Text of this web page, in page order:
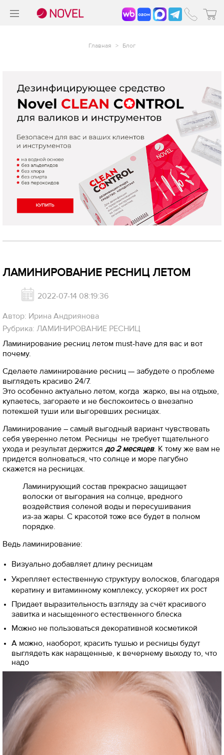
Главная > Блог
ЛАМИНИРОВАНИЕ РЕСНИЦ ЛЕТОМ
2022-07-14 08:19:36
Автор: Ирина Андриянова
Рубрика: ЛАМИНИРОВАНИЕ РЕСНИЦ
Ламинирование ресниц летом must-have для вас и вот
почему.
Сделаете ламинирование ресниц — забудете о проблеме
выглядеть красиво 24/7.
Это особенно актуально летом, когда жарко, вы на отдыхе,
купаетесь, загораете и не беспокоитесь о внезапно
потекшей туши или выгоревших ресницах.
Ламинирование – самый выгодный вариант чувствовать
себя уверенно летом. Ресницы не требует тщательного
ухода и результат держится до 2 месяцев. К тому же вам не
придется волноваться, что солнце и море пагубно
скажется на ресницах.
Ламинирующий состав прекрасно защищает
волоски от выгорания на солнце, вредного
воздействия соленой воды и пересушивания
из-за жары. С красотой тоже все будет в полном
порядке.
Ведь ламинирование:
Визуально добавляет длину ресницам
Укрепляет естественную структуру волосков, благодаря
кератину и витаминному комплексу, ускоряет их рост
Придает выразительность взгляду за счёт красивого
завитка и насыщенного естественного блеска
Можно не пользоваться декоративной косметикой
А можно, наоборот, красить тушью и ресницы будут
выглядеть как наращенные, к вечернему выходу то, что
надо